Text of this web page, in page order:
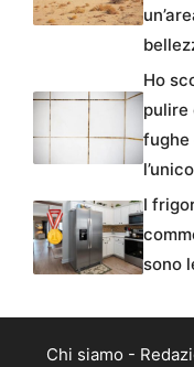
Ho
pulire
fughe
I
sono
Chi siamo -